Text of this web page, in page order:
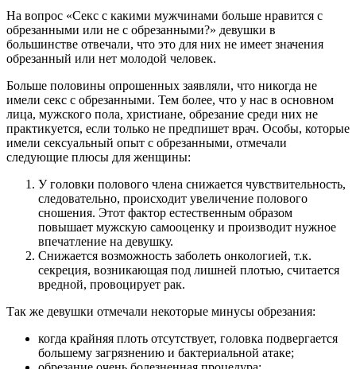
На вопрос «Секс с какими мужчинами больше нравится с
обрезанными или не с обрезанными?» девушки в
большинстве отвечали, что это для них не имеет значения
обрезанный или нет молодой человек.
Больше половины опрошенных заявляли, что никогда не
имели секс с обрезанными. Тем более, что у нас в основном
лица, мужского пола, христиане, обрезание среди них не
практикуется, если только не предпишет врач. Особы, которые
имели сексуальный опыт с обрезанными, отмечали
следующие плюсы для женщины:
У головки полового члена снижается чувствительность,
следовательно, происходит увеличение полового
сношения. Этот фактор естественным образом
повышает мужскую самооценку и производит нужное
впечатление на девушку.
Снижается возможность заболеть онкологией, т.к.
секреция, возникающая под лишней плотью, считается
вредной, провоцирует рак.
Так же девушки отмечали некоторые минусы обрезания:
когда крайняя плоть отсутствует, головка подвергается
большему загрязнению и бактериальной атаке;